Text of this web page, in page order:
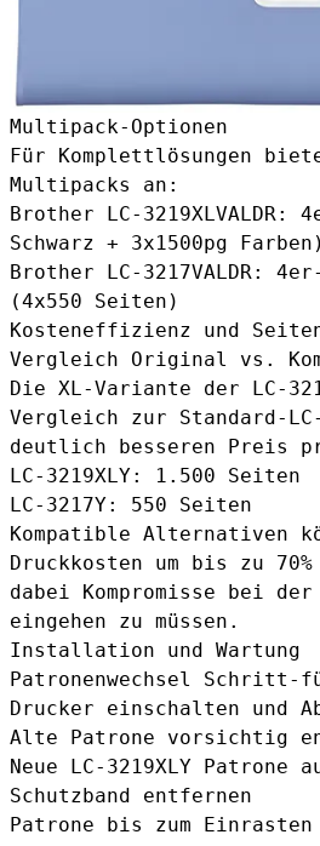
Multipack-Optionen
Für Komplettlösungen
Multipacks an:
Brother LC-3219XLVALDR :
Schwarz + 3x1500pg Farben)
Brother LC-3217VALDR : 4er-
(4x550 Seiten)
Kosteneffizienz und
Vergleich Original vs.
Die XL-Variante der LC-
Vergleich zur Standard-
deutlich besseren Preis
LC-3219XLY: 1.500 Seiten
LC-3217Y: 550 Seiten
Kompatible Alternativen
Druckkosten um bis zu
dabei Kompromisse bei
eingehen zu müssen.
Installation und Wartung
Patronenwechsel Schritt-
Drucker einschalten und
Alte Patrone vorsichtig
Neue LC-3219XLY Patrone
Schutzband entfernen
Patrone bis zum